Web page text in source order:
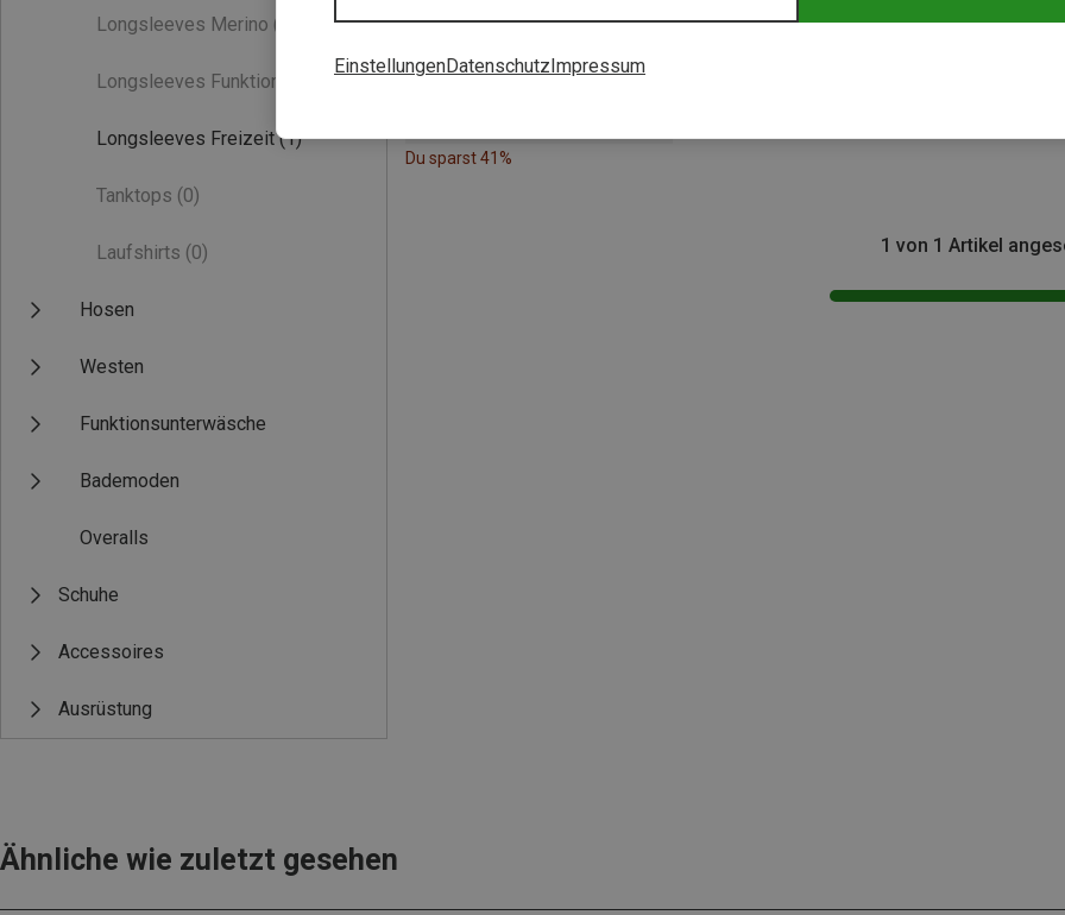
Longsleeves Merino (0)
Longsleeves Funktion
Longsleeves Freizeit (1)
Tanktops (0)
Laufshirts (0)
Hosen
Westen
Funktionsunterwäsche
Bademoden
Overalls
Schuhe
Accessoires
Ausrüstung
Du sparst 41%
1 von 1 Artikel
Ähnliche wie zuletzt gesehen
EinstellungenDatenschutzImpressum